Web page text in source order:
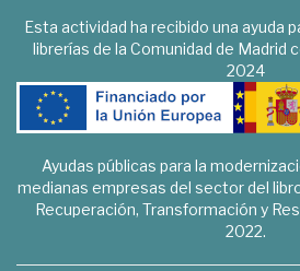
Esta actividad ha recibido una ayuda
librerías de la Comunidad de Madrid
2024
Ayudas públicas para la
medianas empresas del sector del
Recuperación, Transformación y
2022.